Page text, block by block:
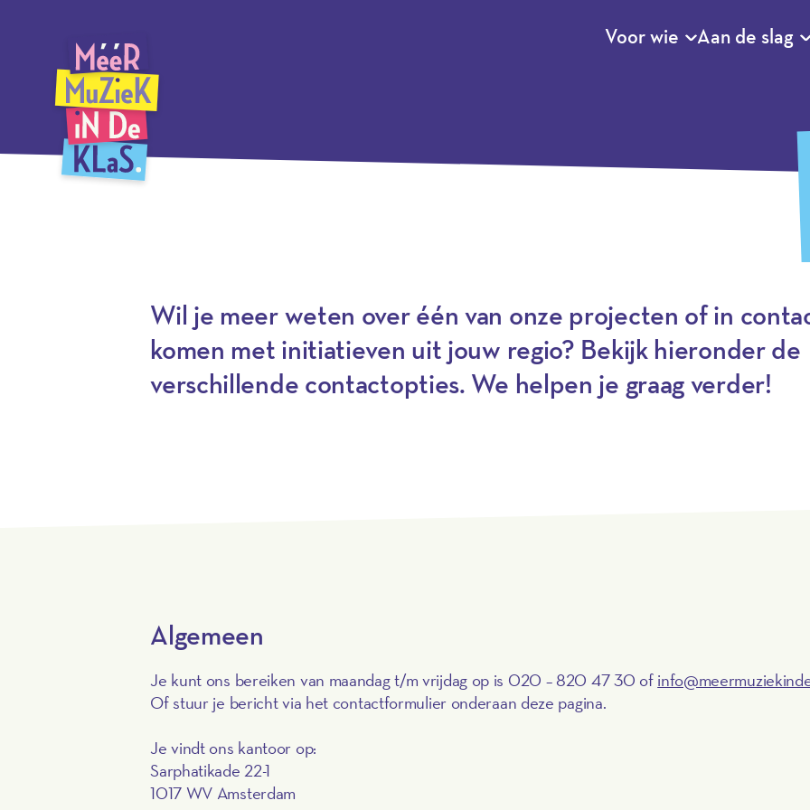
hoofdinhoud
Voor wie Aan de slag
Wil je meer weten over één van onze projecten of in
komen met initiatieven uit jouw regio? Bekijk hieronder de
verschillende contactopties. We helpen je graag verder!
Algemeen
Je kunt ons bereiken van maandag t/m vrijdag op is 020 – 820 47 30 of
Of stuur je bericht via het contactformulier onderaan deze pagina.
Je vindt ons kantoor op:
Sarphatikade 22-1
1017 WV Amsterdam